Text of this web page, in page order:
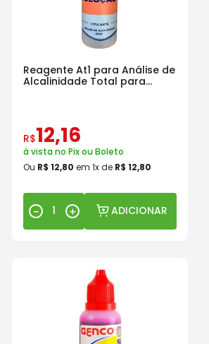
Reagente At1 para Análise de
Alcalinidade Total para
R$12,16
à vista no Pix ou Boleto
Ou R$ 12,80 em 1x de R$ 12,80
＋
－ ADICIONAR